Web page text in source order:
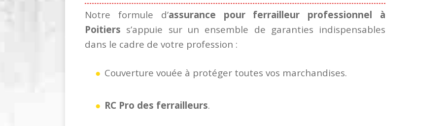
Notre formule d’assurance pour ferrailleur professionnel à
Poitiers s’appuie sur un ensemble de garanties indispensables
dans le cadre de votre profession :
Couverture vouée à protéger toutes vos marchandises.
RC Pro des ferrailleurs.